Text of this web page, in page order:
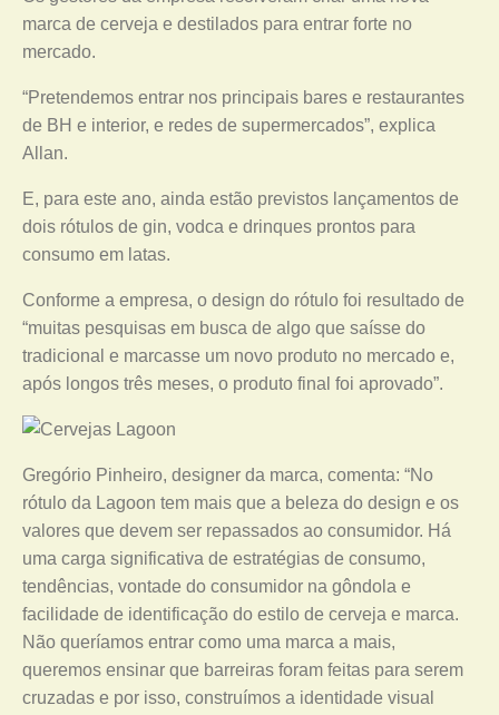
marca de cerveja e destilados para entrar forte no
mercado.
“Pretendemos entrar nos principais bares e restaurantes
de BH e interior, e redes de supermercados”, explica
Allan.
E, para este ano, ainda estão previstos lançamentos de
dois rótulos de gin, vodca e drinques prontos para
consumo em latas.
Conforme a empresa, o design do rótulo foi resultado de
“muitas pesquisas em busca de algo que saísse do
tradicional e marcasse um novo produto no mercado e,
após longos três meses, o produto final foi aprovado”.
Gregório Pinheiro, designer da marca, comenta: “No
rótulo da Lagoon tem mais que a beleza do design e os
valores que devem ser repassados ao consumidor. Há
uma carga significativa de estratégias de consumo,
tendências, vontade do consumidor na gôndola e
facilidade de identificação do estilo de cerveja e marca.
Não queríamos entrar como uma marca a mais,
queremos ensinar que barreiras foram feitas para serem
cruzadas e por isso, construímos a identidade visual